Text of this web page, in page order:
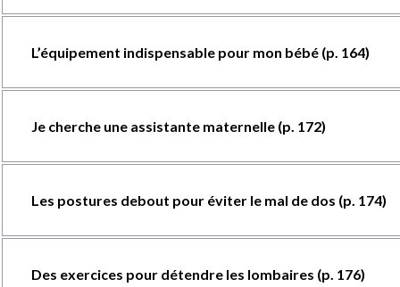
L’équipement indispensable pour mon bébé (p. 164)
Je cherche une assistante maternelle (p. 172)
Les postures debout pour éviter le mal de dos (p. 174)
Des exercices pour détendre les lombaires (p. 176)